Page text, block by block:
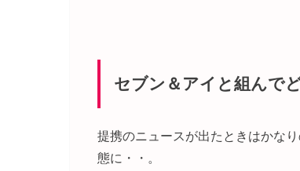
セブン＆アイと組んで
提携のニュースが出たときはかな
態に・・。